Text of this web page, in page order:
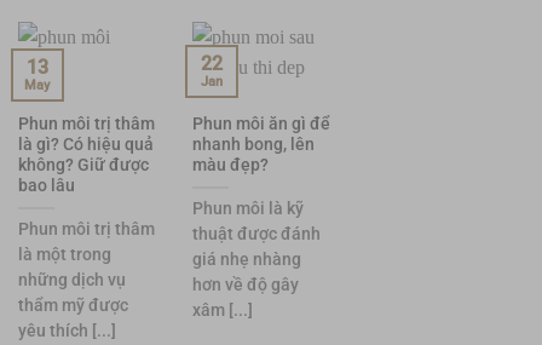
Phun môi trị thâm
là gì? Có hiệu quả
không? Giữ được
bao lâu
Phun môi trị thâm
là một trong
những dịch vụ
thẩm mỹ được
yêu thích [...]
13
May
Phun môi ăn gì để
nhanh bong, lên
màu đẹp?
Phun môi là kỹ
thuật được đánh
giá nhẹ nhàng
hơn về độ gây
xâm [...]
22
Jan